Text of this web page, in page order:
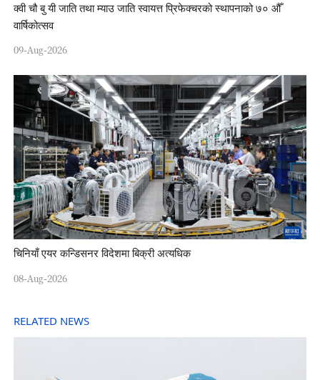
क्वी चौ बु यी जाति तथा म्याउ जाति स्वायत्त प्रिफेक्चरको स्थापनाको ७० औँ
वार्षिकोत्सव
09-Aug-2026
चिनियाँ एयर कन्डिसनर विदेशमा बिक्री अत्यधिक
08-Aug-2026
RELATED NEWS